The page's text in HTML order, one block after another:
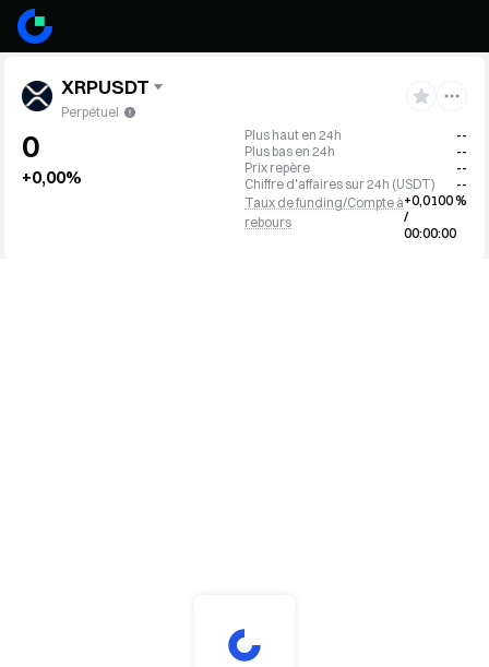
XRPUSDT
Perpétuel
0
+0,00%
Plus haut en 24h
--
Plus bas en 24h
--
Prix repère
--
Chiffre d'affaires sur 24h (USDT)
--
Taux de funding/Compte à
rebours
+0,0100 %
/
00:00:00